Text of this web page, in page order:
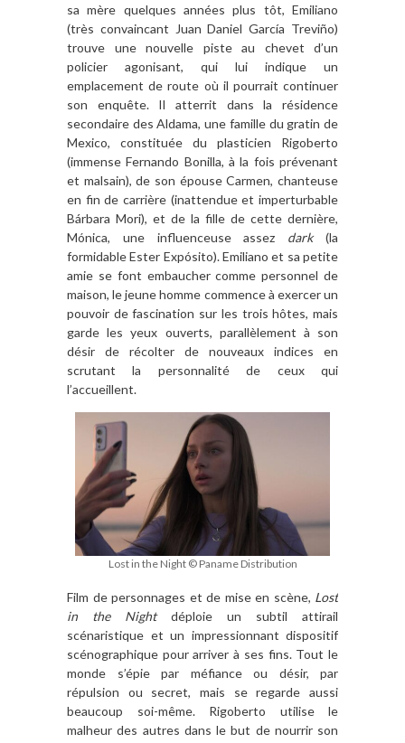
sa mère quelques années plus tôt, Emiliano
(très convaincant Juan Daniel García Treviño)
trouve une nouvelle piste au chevet d’un
policier agonisant, qui lui indique un
emplacement de route où il pourrait continuer
son enquête. Il atterrit dans la résidence
secondaire des Aldama, une famille du gratin de
Mexico, constituée du plasticien Rigoberto
(immense Fernando Bonilla, à la fois prévenant
et malsain), de son épouse Carmen, chanteuse
en fin de carrière (inattendue et imperturbable
Bárbara Mori), et de la fille de cette dernière,
Mónica, une influenceuse assez dark(la
formidable Ester Expósito). Emiliano et sa petite
amie se font embaucher comme personnel de
maison, le jeune homme commence à exercer un
pouvoir de fascination sur les trois hôtes, mais
garde les yeux ouverts, parallèlement à son
désir de récolter de nouveaux indices en
scrutant la personnalité de ceux qui
l’accueillent.
Lost in the Night © Paname Distribution
Film de personnages et de mise en scène, Lost
in the Nightdéploie un subtil attirail
scénaristique et un impressionnant dispositif
scénographique pour arriver à ses fins. Tout le
monde s’épie par méfiance ou désir, par
répulsion ou secret, mais se regarde aussi
beaucoup soi-même. Rigoberto utilise le
malheur des autres dans le but de nourrir son